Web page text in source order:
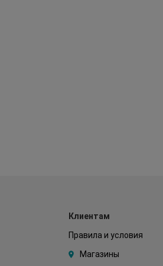
Клиентам
Правила и условия
Магазины